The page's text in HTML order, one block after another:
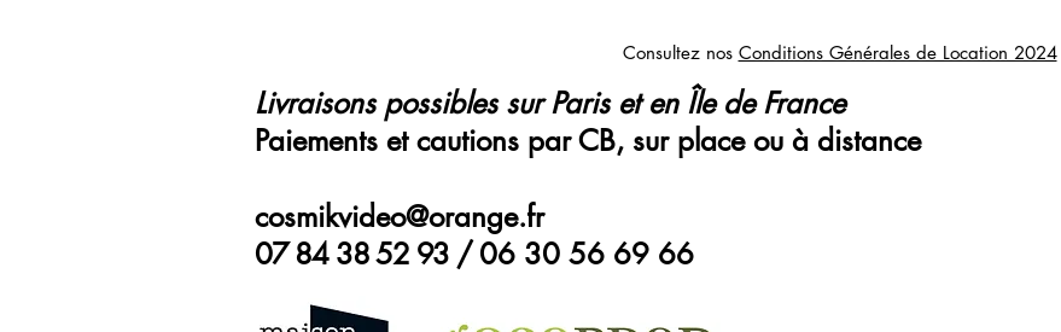
Consultez nos Conditions Générales de Location 2024
cosmikvideo@orange.fr
07 84 38 52 93 /06 30 56 69 66
Livraisons possibles sur Paris et en Île de France
Paiements et cautions par CB, sur place ou à distance